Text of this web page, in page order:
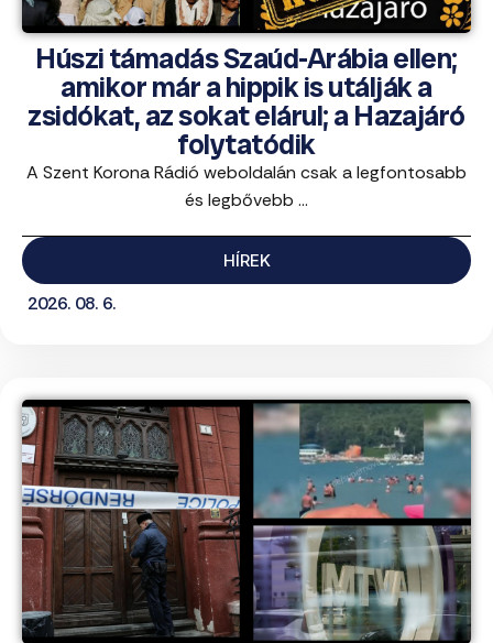
Húszi támadás Szaúd-Arábia ellen;
amikor már a hippik is utálják a
zsidókat, az sokat elárul; a Hazajáró
folytatódik
A Szent Korona Rádió weboldalán csak a legfontosabb
és legbővebb ...
HÍREK
2026. 08. 6.